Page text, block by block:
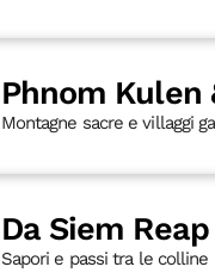
Phnom Kulen
Montagne sacre e villaggi
Da Siem
Sapori e passi tra le colline